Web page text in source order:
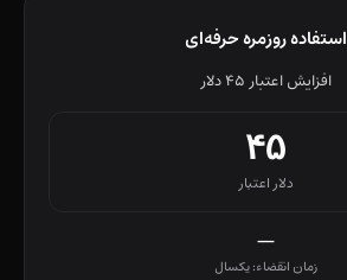
استفاده روزمره حرفه‌ای
افزایش اعتبار ۴۵ دلار
۴۵
دلار اعتبار
—
زمان انقضاء: یکسال